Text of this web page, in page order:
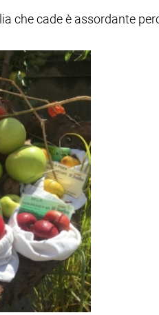
che cade è assordante